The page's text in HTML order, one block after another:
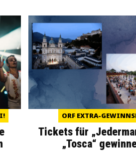
ORF EXTRA-
Tickets für
„Tosca“